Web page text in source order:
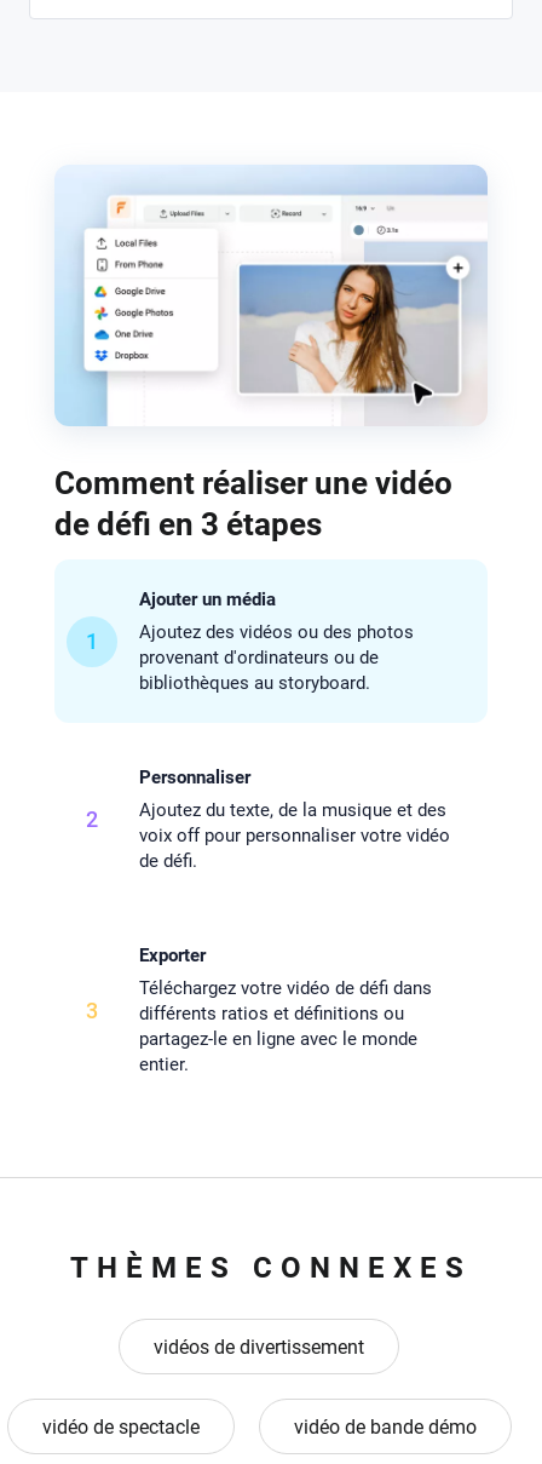
Comment réaliser une vidéo
de défi en 3 étapes
1
Ajouter un média
Ajoutez des vidéos ou des photos
provenant d'ordinateurs ou de
bibliothèques au storyboard.
2
Personnaliser
Ajoutez du texte, de la musique et des
voix off pour personnaliser votre vidéo
de défi.
3
Exporter
Téléchargez votre vidéo de défi dans
différents ratios et définitions ou
partagez-le en ligne avec le monde
entier.
THÈMES CONNEXES
vidéos de divertissement
vidéo de spectacle vidéo de bande démo